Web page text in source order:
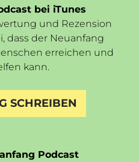
bei iTunes
und Rezension
dass der Neuanfang
erreichen und
kann.
SCHREIBEN
Podcast